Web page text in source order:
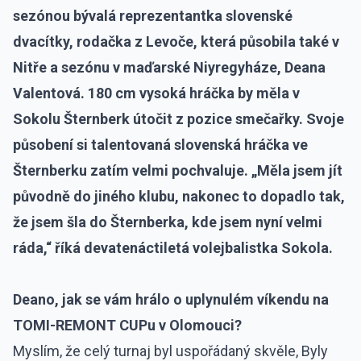
sezónou bývalá reprezentantka slovenské
dvacítky, rodačka z Levoče, která působila také v
Nitře a sezónu v maďarské Niyregyháze, Deana
Valentová. 180 cm vysoká hráčka by měla v
Sokolu Šternberk útočit z pozice smečařky. Svoje
působení si talentovaná slovenská hráčka ve
Šternberku zatím velmi pochvaluje. „Měla jsem jít
původně do jiného klubu, nakonec to dopadlo tak,
že jsem šla do Šternberka, kde jsem nyní velmi
ráda,“ říká devatenáctiletá volejbalistka Sokola.
Deano, jak se vám hrálo o uplynulém víkendu na
TOMI-REMONT CUPu v Olomouci?
Myslím, že celý turnaj byl uspořádaný skvěle, Byly